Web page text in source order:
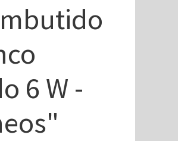
6 W -